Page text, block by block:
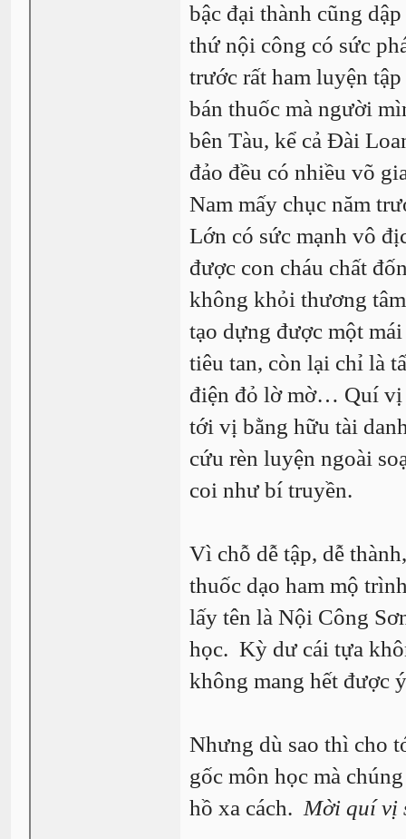
bậc đại thành cũng
thứ nội công có sức
trước rất ham luyện
bán thuốc mà người
bên Tàu, kể cả Đài
đảo đều có nhiều võ
Nam mấy chục năm
Lớn có sức mạnh vô
được con cháu chất
không khỏi thương
tạo dựng được một
tiêu tan, còn lại chỉ là
điện đỏ lờ mờ… Quí vị
tới vị bằng hữu tài
cứu rèn luyện ngoài
coi như bí truyền.
Vì chỗ dễ tập, dễ
thuốc dạo ham mộ
lấy tên là Nội Công
học. Kỳ dư cái tựa
không mang hết được
Nhưng dù sao thì cho
gốc môn học mà
hồ xa cách. Mời quí vị